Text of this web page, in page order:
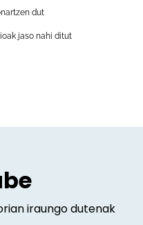
dut
jaso nahi ditut
iraungo dutenak